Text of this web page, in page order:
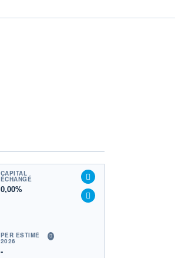
CAPITAL
ÉCHANGÉ
0,00%
PER ESTIMÉ
2026
-